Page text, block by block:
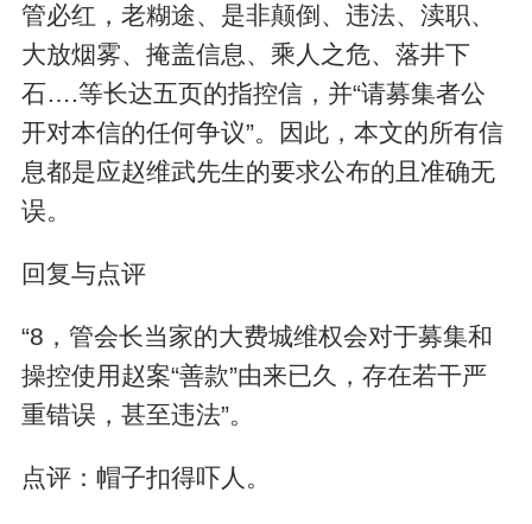
管必红，老糊途、是非颠倒、违法、渎职、
大放烟雾、掩盖信息、乘人之危、落井下
石….等长达五页的指控信，并“请募集者公
开对本信的任何争议”。因此，本文的所有信
息都是应赵维武先生的要求公布的且准确无
误。
回复与点评
“8，管会长当家的大费城维权会对于募集和
操控使用赵案“善款”由来已久，存在若干严
重错误，甚至违法”。
点评：帽子扣得吓人。